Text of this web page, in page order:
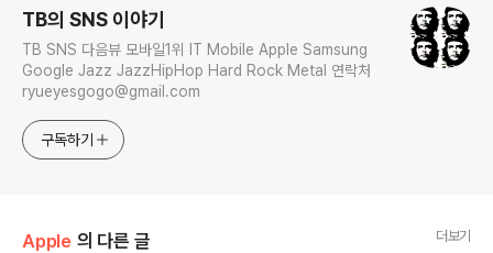
TB의 SNS 이야기
TB SNS 다음뷰 모바일1위 IT Mobile Apple Samsung
Google Jazz JazzHipHop Hard Rock Metal 연락처
ryueyesgogo@gmail.com
구독하기
Apple 의 다른 글 더보기